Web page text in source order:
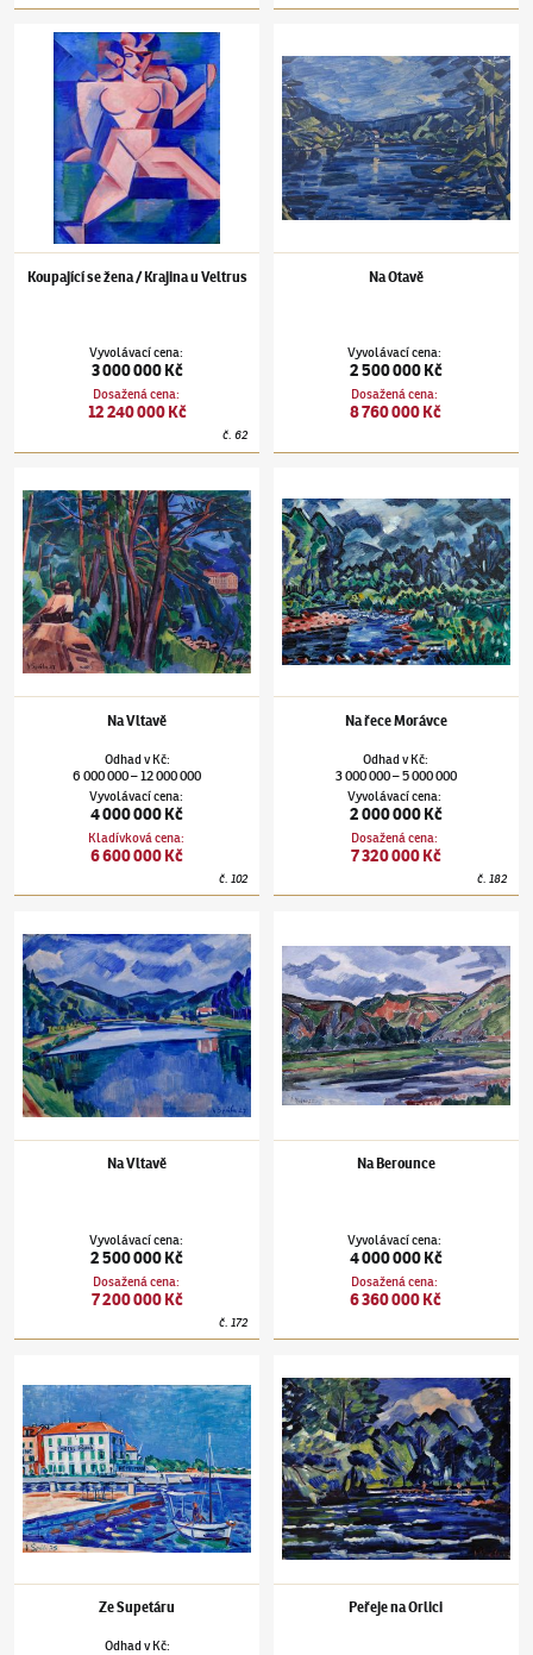
Václav Špála(1885–1946)Koupající se žena / Krajina u Veltrus
Koupající se žena / Krajina u Veltrus
Vyvolávací cena:
3 000 000 Kč
Dosažená cena:
12 240 000 Kč
č.62
Na Otavě
Vyvolávací cena:
2 500 000 Kč
Dosažená cena:
8 760 000 Kč
Na Vltavě
Odhadv Kč:
6 000 000–12 000 000
Vyvolávací cena:
4 000 000 Kč
Kladívková cena:
6 600 000 Kč
č.102
Na řece Morávce
OdhadvKč:
3 000 000–5 000 000
Vyvolávací cena:
2 000 000 Kč
Dosažená cena:
7 320 000 Kč
č.182
Na Vltavě
Vyvolávací cena:
2 500 000 Kč
Dosažená cena:
7 200 000 Kč
č.172
Na Berounce
Vyvolávací cena:
4 000 000 Kč
Dosažená cena:
6 360 000 Kč
Ze Supetáru
Odhadv Kč:
Peřeje na Orlici